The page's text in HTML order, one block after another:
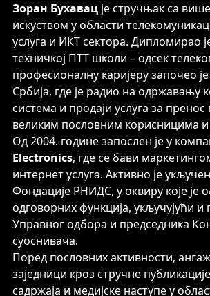
Зоран Бухавац је стручњак са
искуством у области
услуга и ИКТ сектора. Дипломирао
техничкој ПТТ школи – одсек
професионалну каријеру започео
Србија, где је радио на одржавању
система и продаји услуга за пренос
великим пословним корисницима
Од 2004. године запослен је у
Electronics, где се бави
интернет услуга. Активно је
Фондације РНИДС, у оквиру које је
одговорних функција, укључујући и
Управног одбора и председника
суоснивача.
Поред пословних активности,
заједници кроз стручне
садржаја и медијске наступе у